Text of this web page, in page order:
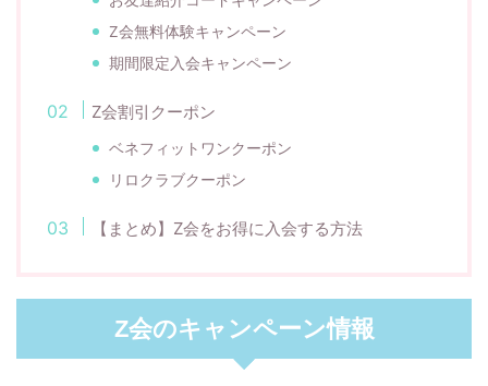
Z会無料体験キャンペーン
期間限定入会キャンペーン
Z会割引クーポン
ベネフィットワンクーポン
リロクラブクーポン
【まとめ】Z会をお得に入会する方法
Z会のキャンペーン情報